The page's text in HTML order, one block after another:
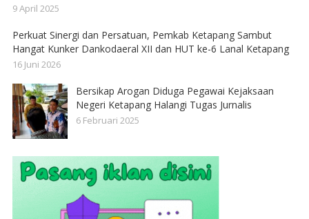
9 April 2025
Perkuat Sinergi dan Persatuan, Pemkab Ketapang Sambut
Hangat Kunker Dankodaeral XII dan HUT ke-6 Lanal Ketapang
16 Juni 2026
Bersikap Arogan Diduga Pegawai Kejaksaan
Negeri Ketapang Halangi Tugas Jurnalis
6 Februari 2025